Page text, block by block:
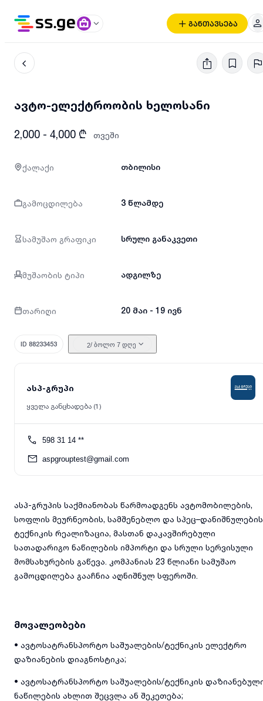
განთავსება
ავტო-ელექტროობის ხელოსანი
2,000 - 4,000 ₾ თვეში
ქალაქი თბილისი
გამოცდილება 3 წლამდე
სამუშაო გრაფიკი სრული განაკვეთი
მუშაობის ტიპი ადგილზე
თარიღი 20 მაი - 19 ივნ
ID 88233453 2/ ბოლო 7 დღე
ასპ-გრუპი
ყველა განცხადება (1)
598 31 14 **
aspgrouptest@gmail.com
ასპ-გრუპის საქმიანობას წარმოადგენს ავტომობილების,
სოფლის მეურნეობის, სამშენებლო და სპეც–დანიშნულების
ტექნიკის რეალიზაცია, მასთან დაკავშირებული
სათადარიგო ნაწილების იმპორტი და სრული სერვისული
მომსახურების გაწევა. კომპანიას 23 წლიანი სამუშაო
გამოცდილება გააჩნია აღნიშნულ სფეროში.
მოვალეობები
• ავტოსატრანსპორტო საშუალების/ტექნიკის ელექტრო
დაზიანების დიაგნოსტიკა;
• ავტოსატრანსპორტო საშუალების/ტექნიკის
ნაწილების ახლით შეცვლა ან შეკეთება;